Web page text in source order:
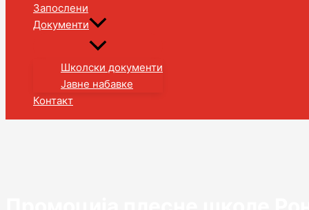
Запослени
Документи
Школски документи
Јавне набавке
Контакт